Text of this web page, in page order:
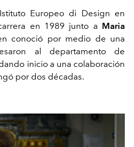
Europeo di Design en
en 1989 junto a Maria
conoció por medio de una
al departamento de
inicio a una colaboración
por dos décadas.